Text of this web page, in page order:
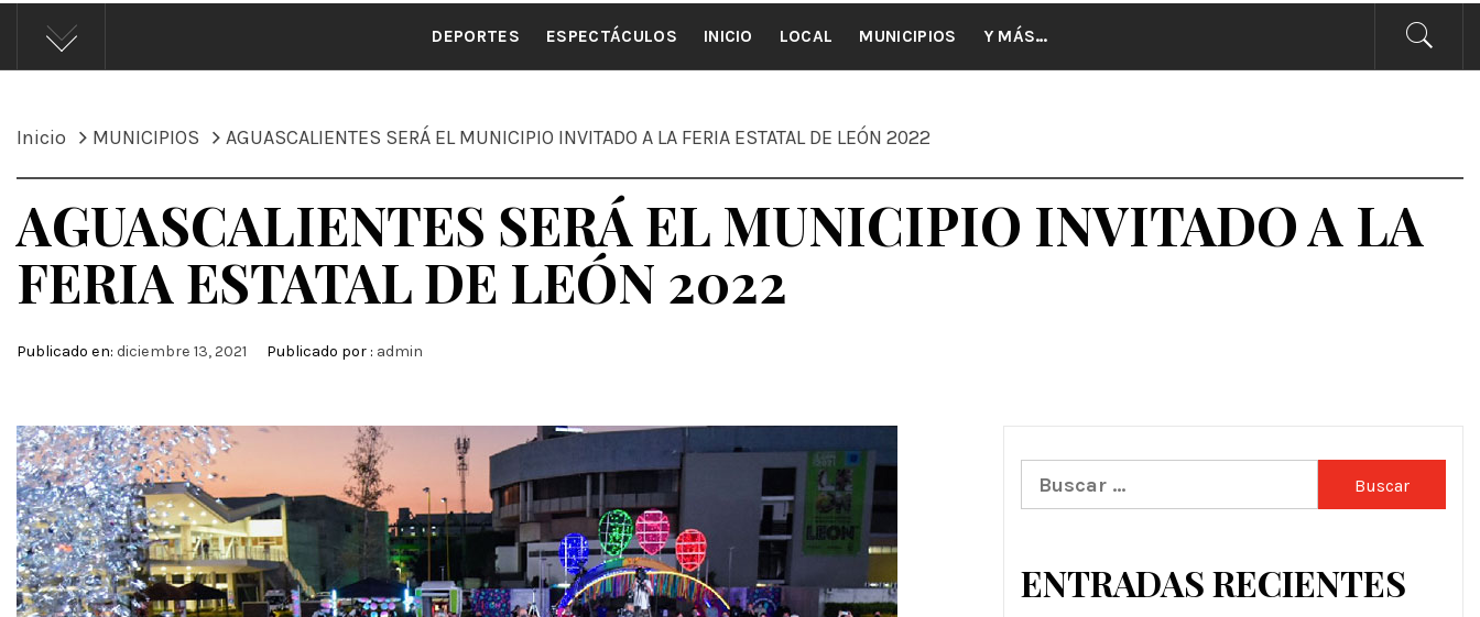
ÁNDALE NOTICIAS
DEPORTES ESPECTÁCULOS INICIO LOCAL MUNICIPIOS Y MÁS…
Inicio MUNICIPIOS AGUASCALIENTES SERÁ EL MUNICIPIO INVITADO A LA FERIA ESTATAL DE LEÓN 2022
AGUASCALIENTES SERÁ EL MUNICIPIO INVITADO A LA
FERIA ESTATAL DE LEÓN 2022
Publicado en: diciembre 13, 2021 Publicado por : admin
Buscar:
ENTRADAS RECIENTES